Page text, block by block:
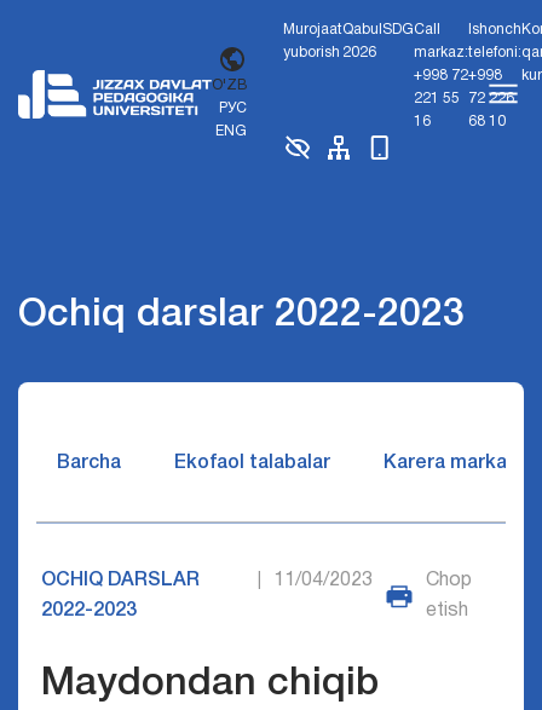
O'ZB
РУС
ENG
Murojaat
yuborish
Qabul
2026
SDGCall
markaz:
+998 72
221 55
16
Ishonch
telefoni:
+998
72 226
68 10
Ochiq darslar 2022-2023
Barcha Ekofaol talabalar Karera markazi
OCHIQ DARSLAR
2022-2023
11/04/2023
Chop
etish
Maydondan chiqib